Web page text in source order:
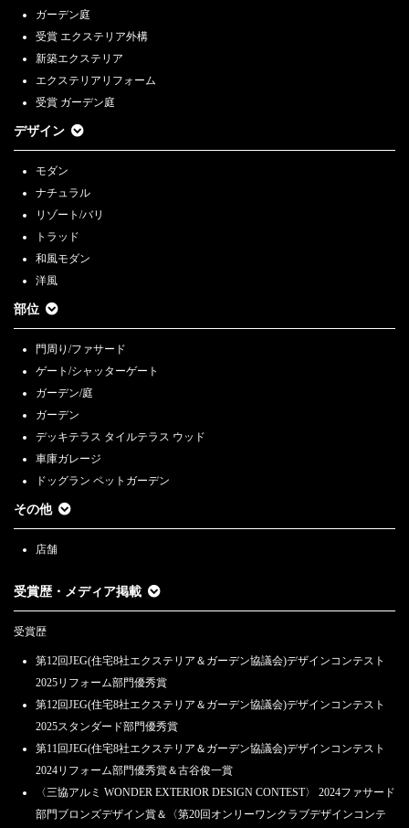
ガーデン庭
受賞 エクステリア外構
新築エクステリア
エクステリアリフォーム
受賞 ガーデン庭
デザイン
モダン
ナチュラル
リゾート/バリ
トラッド
和風モダン
洋風
部位
門周り/ファサード
ゲート/シャッターゲート
ガーデン/庭
ガーデン
デッキテラス タイルテラス ウッド
車庫ガレージ
ドッグラン ペットガーデン
その他
店舗
受賞歴・メディア掲載
受賞歴
第12回JEG(住宅8社エクステリア＆ガーデン協議会)デザインコンテスト
2025リフォーム部門優秀賞
第12回JEG(住宅8社エクステリア＆ガーデン協議会)デザインコンテスト
2025スタンダード部門優秀賞
第11回JEG(住宅8社エクステリア＆ガーデン協議会)デザインコンテスト
2024リフォーム部門優秀賞＆古谷俊一賞
〈三協アルミ WONDER EXTERIOR DESIGN CONTEST〉 2024ファサード
部門ブロンズデザイン賞＆〈第20回オンリーワンクラブデザインコンテ